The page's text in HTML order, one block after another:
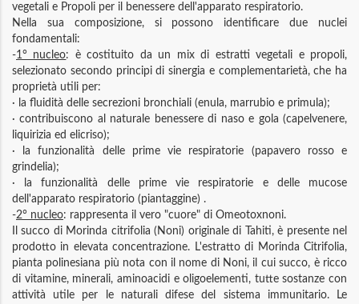
vegetali e Propoli per il benessere dell'apparato respiratorio.
Nella sua composizione, si possono identificare due nuclei
fondamentali:
-1° nucleo: è costituito da un mix di estratti vegetali e propoli,
selezionato secondo principi di sinergia e complementarietà, che ha
proprietà utili per:
· la fluidità delle secrezioni bronchiali (enula, marrubio e primula);
· contribuiscono al naturale benessere di naso e gola (capelvenere,
liquirizia ed elicriso);
· la funzionalità delle prime vie respiratorie (papavero rosso e
grindelia);
· la funzionalità delle prime vie respiratorie e delle mucose
dell'apparato respiratorio (piantaggine) .
-2° nucleo: rappresenta il vero "cuore" di Omeotoxnoni.
Il succo di Morinda citrifolia (Noni) originale di Tahiti, è presente nel
prodotto in elevata concentrazione. L'estratto di Morinda Citrifolia,
pianta polinesiana più nota con il nome di Noni, il cui succo, è ricco
di vitamine, minerali, aminoacidi e oligoelementi, tutte sostanze con
attività utile per le naturali difese del sistema immunitario. Le